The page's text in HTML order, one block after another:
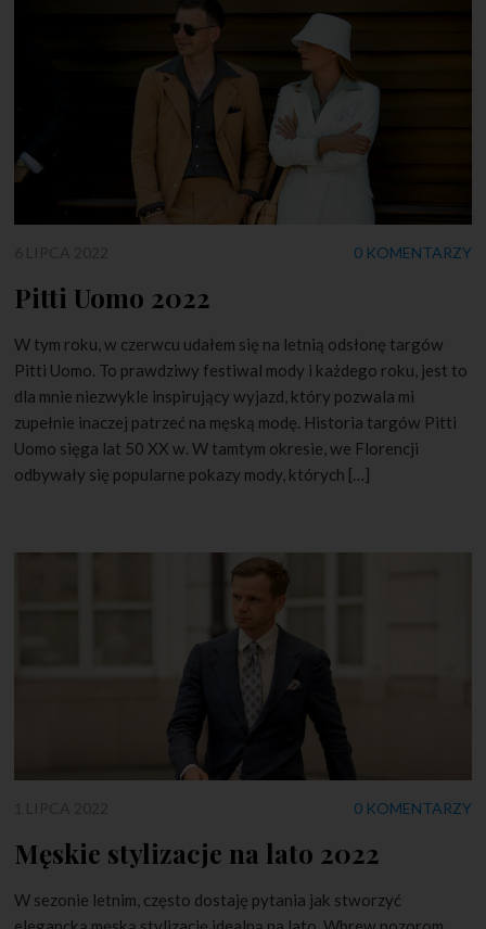
0 KOMENTARZY
Pitti Uomo 2022
W tym roku, w czerwcu udałem się na letnią odsłonę targów
Pitti Uomo. To prawdziwy festiwal mody i każdego roku, jest to
dla mnie niezwykle inspirujący wyjazd, który pozwala mi
zupełnie inaczej patrzeć na męską modę. Historia targów Pitti
Uomo sięga lat 50 XX w. W tamtym okresie, we Florencji
odbywały się popularne pokazy mody, których […]
0 KOMENTARZY
Męskie stylizacje na lato 2022
W sezonie letnim, często dostaję pytania jak stworzyć